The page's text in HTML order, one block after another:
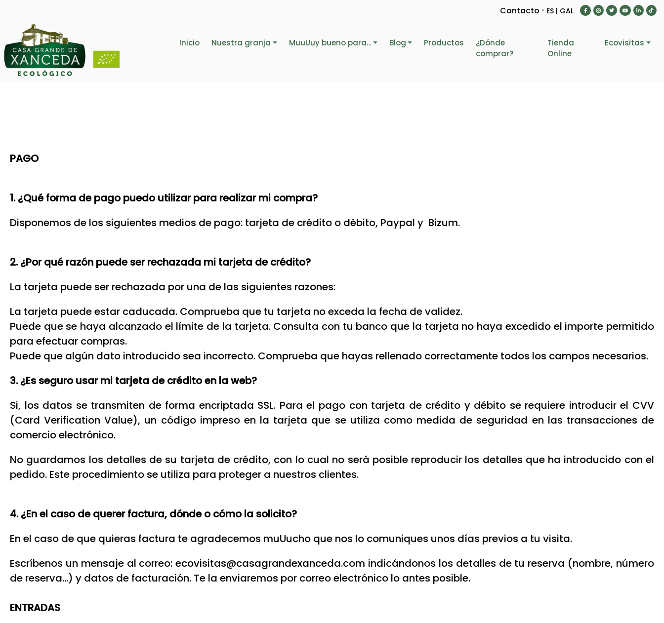
Contacto · ES | GAL
Inicio Nuestra granja MuuUuy bueno para... Blog Productos
¿Dónde
comprar?
Tienda
Online
Ecovisitas
PAGO
1. ¿Qué forma de pago puedo utilizar para realizar mi compra?
Disponemos de los siguientes medios de pago: tarjeta de crédito o débito, Paypal y Bizum.
2. ¿Por qué razón puede ser rechazada mi tarjeta de crédito?
La tarjeta puede ser rechazada por una de las siguientes razones:
La tarjeta puede estar caducada. Comprueba que tu tarjeta no exceda la fecha de validez.
Puede que se haya alcanzado el límite de la tarjeta. Consulta con tu banco que la tarjeta no haya excedido el importe permitido
para efectuar compras.
Puede que algún dato introducido sea incorrecto. Comprueba que hayas rellenado correctamente todos los campos necesarios.
3. ¿Es seguro usar mi tarjeta de crédito en la web?
Si, los datos se transmiten de forma encriptada SSL. Para el pago con tarjeta de crédito y débito se requiere introducir el CVV
(Card Verification Value), un código impreso en la tarjeta que se utiliza como medida de seguridad en las transacciones de
comercio electrónico.
No guardamos los detalles de su tarjeta de crédito, con lo cual no será posible reproducir los detalles que ha introducido con el
pedido. Este procedimiento se utiliza para proteger a nuestros clientes.
4. ¿En el caso de querer factura, dónde o cómo la solicito?
En el caso de que quieras factura te agradecemos muUucho que nos lo comuniques unos días previos a tu visita.
Escríbenos un mensaje al correo: ecovisitas@casagrandexanceda.com indicándonos los detalles de tu reserva (nombre, número
de reserva…) y datos de facturación. Te la enviaremos por correo electrónico lo antes posible.
ENTRADAS